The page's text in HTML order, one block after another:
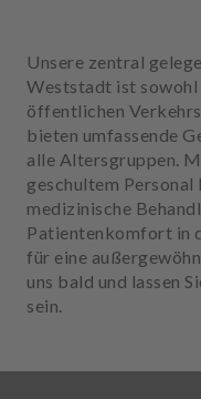
Unsere zentral
Weststadt ist sowohl
öffentlichen
bieten umfassende
alle Altersgruppen.
geschultem
medizinische
Patientenkomfort in
für eine
uns bald und lassen
sein.